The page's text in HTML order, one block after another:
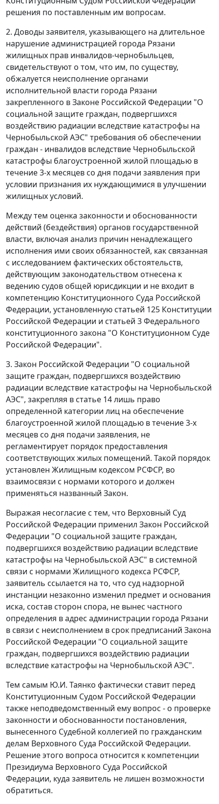
решения по поставленным им вопросам.
2. Доводы заявителя, указывающего на длительное
нарушение администрацией города Рязани
жилищных прав инвалидов-чернобыльцев,
свидетельствуют о том, что им, по существу,
обжалуется неисполнение органами
исполнительной власти города Рязани
закрепленного вЗаконе Российской Федерации "О
социальной защите граждан, подвергшихся
воздействию радиации вследствие катастрофы на
Чернобыльской АЭС" требования об обеспечении
граждан - инвалидов вследствие Чернобыльской
катастрофы благоустроенной жилой площадью в
течение 3-х месяцев со дня подачи заявления при
условии признания их нуждающимися в улучшении
жилищных условий.
Между тем оценка законности и обоснованности
действий (бездействия) органов государственной
власти, включая анализ причин ненадлежащего
исполнения ими своих обязанностей, как связанная
с исследованием фактических обстоятельств,
действующим законодательством отнесена к
ведению судов общей юрисдикции и не входит в
компетенцию Конституционного Суда Российской
Федерации, установленную статьей 125 Конституции
Российской Федерации и статьей 3Федерального
конституционного закона "О Конституционном Суде
Российской Федерации".
3. Закон Российской Федерации "О социальной
защите граждан, подвергшихся воздействию
радиации вследствие катастрофы на Чернобыльской
АЭС", закрепляя в статье 14лишь право
определенной категории лиц на обеспечение
благоустроенной жилой площадью в течение 3-х
месяцев со дня подачи заявления, не
регламентирует порядок предоставления
соответствующих жилых помещений. Такой порядок
установлен Жилищным кодексом РСФСР, во
взаимосвязи с нормами которого и должен
применяться названный Закон.
Выражая несогласие с тем, что Верховный Суд
Российской Федерации применил Закон Российской
Федерации "О социальной защите граждан,
подвергшихся воздействию радиации вследствие
катастрофы на Чернобыльской АЭС" в системной
связи с нормами Жилищного кодекса РСФСР,
заявитель ссылается на то, что суд надзорной
инстанции незаконно изменил предмет и основания
иска, состав сторон спора, не вынес частного
определения в адрес администрации города Рязани
в связи с неисполнением в срок предписаний Закона
Российской Федерации "О социальной защите
граждан, подвергшихся воздействию радиации
вследствие катастрофы на Чернобыльской АЭС".
Тем самым Ю.И. Таянко фактически ставит перед
Конституционным Судом Российской Федерации
также неподведомственный ему вопрос - о проверке
законности и обоснованности постановления,
вынесенного Судебной коллегией по гражданским
делам Верховного Суда Российской Федерации.
Решение этого вопроса относится к компетенции
Президиума Верховного Суда Российской
Федерации, куда заявитель не лишен возможности
обратиться.